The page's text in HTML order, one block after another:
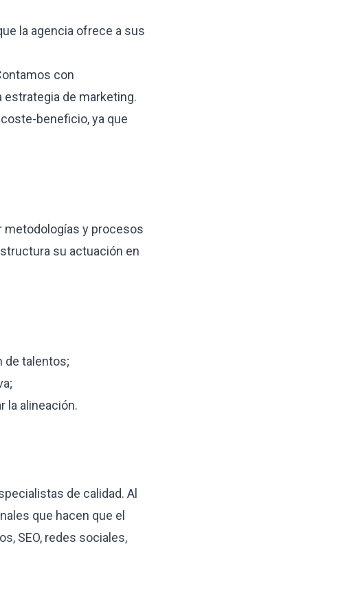
la agencia ofrece a sus
con
de marketing.
beneficio, ya que
metodologías y procesos
su actuación en
de talentos;
la alineación.
de calidad. Al
que hacen que el
SEO, redes sociales,